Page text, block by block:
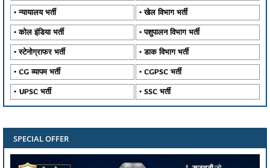
न्यायालय भर्ती खेल विभाग भर्ती
कोल इंडिया भर्ती पशुपालन विभाग भर्ती
स्टेनोग्राफर भर्ती डाक विभाग भर्ती
CG व्यापम भर्ती CGPSC भर्ती
UPSC भर्ती SSC भर्ती
SPECIAL OFFER